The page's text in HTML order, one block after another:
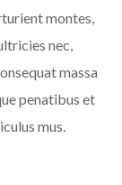
montes,
nec,
massa
penatibus et
mus.